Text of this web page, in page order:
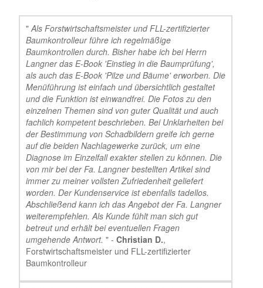
"Als Forstwirtschaftsmeister und FLL-zertifizierter
Baumkontrolleur führe ich regelmäßige
Baumkontrollen durch. Bisher habe ich bei Herrn
Langner das E-Book 'Einstieg in die Baumprüfung',
als auch das E-Book 'Pilze und Bäume' erworben. Die
Menüführung ist einfach und übersichtlich gestaltet
und die Funktion ist einwandfrei. Die Fotos zu den
einzelnen Themen sind von guter Qualität und auch
fachlich kompetent beschrieben. Bei Unklarheiten bei
der Bestimmung von Schadbildern greife ich gerne
auf die beiden Nachlagewerke zurück, um eine
Diagnose im Einzelfall exakter stellen zu können. Die
von mir bei der Fa. Langner bestellten Artikel sind
immer zu meiner vollsten Zufriedenheit geliefert
worden. Der Kundenservice ist ebenfalls tadellos.
Abschließend kann ich das Angebot der Fa. Langner
weiterempfehlen. Als Kunde fühlt man sich gut
betreut und erhält bei eventuellen Fragen
umgehende Antwort. " - Christian D.,
Forstwirtschaftsmeister und FLL-zertifizierter
Baumkontrolleur